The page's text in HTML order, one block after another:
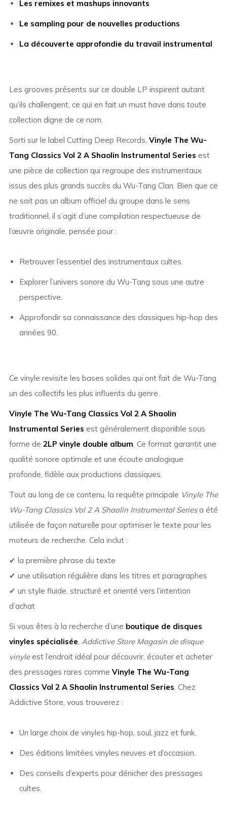
Les remixes et mashups innovants
Le sampling pour de nouvelles productions
La découverte approfondie du travail instrumental
Les grooves présents sur ce double LP inspirent autant
qu’ils challengent, ce qui en fait un must have dans toute
collection digne de ce nom.
Sorti sur le label Cutting Deep Records, Vinyle The Wu-
Tang Classics Vol 2 A Shaolin Instrumental Series est
une pièce de collection qui regroupe des instrumentaux
issus des plus grands succès du Wu-Tang Clan. Bien que ce
ne soit pas un album officiel du groupe dans le sens
traditionnel, il s’agit d’une compilation respectueuse de
l’œuvre originale, pensée pour :
Retrouver l’essentiel des instrumentaux cultes.
Explorer l’univers sonore du Wu-Tang sous une autre
perspective.
Approfondir sa connaissance des classiques hip-hop des
années 90.
Ce vinyle revisite les bases solides qui ont fait de Wu-Tang
un des collectifs les plus influents du genre.
Vinyle The Wu-Tang Classics Vol 2 A Shaolin
Instrumental Series est généralement disponible sous
forme de 2LP vinyle double album. Ce format garantit une
qualité sonore optimale et une écoute analogique
profonde, fidèle aux productions classiques.
Tout au long de ce contenu, la requête principale Vinyle The
Wu-Tang Classics Vol 2 A Shaolin Instrumental Seriesa été
utilisée de façon naturelle pour optimiser le texte pour les
moteurs de recherche. Cela inclut :
✔ la première phrase du texte
✔ une utilisation régulière dans les titres et paragraphes
✔ un style fluide, structuré et orienté vers l’intention
d’achat
Si vous êtes à la recherche d’une boutique de disques
vinyles spécialisée, Addictive Store Magasin de disque
vinyleest l’endroit idéal pour découvrir, écouter et acheter
des pressages rares comme Vinyle The Wu-Tang
Classics Vol 2 A Shaolin Instrumental Series. Chez
Addictive Store, vous trouverez :
Un large choix de vinyles hip-hop, soul, jazz et funk.
Des éditions limitées vinyles neuves et d’occasion.
Des conseils d’experts pour dénicher des pressages
cultes.